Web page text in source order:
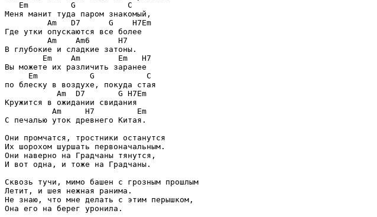
   Em         G           C
Меня манит туда паром знакомый,
         Am   D7      G    H7Em
Где утки опускаются все более
         Am    Am6      H7
В глубокие и сладкие затоны.
        Em    Am        Em   H7
Вы можете их различить заранее
     Em           G           C
по блеску в воздухе, покуда стая
           Am  D7       G H7Em
Кружится в ожидании свидания
          Am     H7         Em
С печалью уток древнего Китая.
Они промчатся, тростники останутся
Их шорохом шуршать первоначальным.
Они наверно на Градчаны тянутся,
И вот одна, и тоже на Градчаны.
Сквозь тучи, мимо башен с грозным прошлым
Летит, и шея нежная ранима.
Не знаю, что мне делать с этим перышком,
Она его на берег уронила.